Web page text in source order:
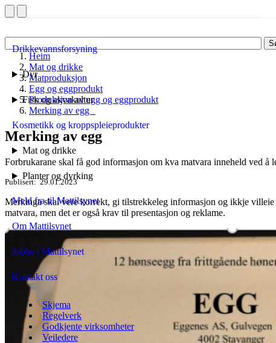
Drikkevannsforsyning
Dyr
Fisk og akvakultur
Kosmetikk og kroppspleieprodukter
Mat og drikke
Planter og dyrking
Meld fra til Mattilsynet
Om Mattilsynet
Jobbe i Mattilsynet
Kontakt oss
Skjema
Regelverk
Godkjente virksomheter
Veiledere
Heim
Mat og drikke
Matproduksjon
Egg og eggprodukt
Produksjon av egg og eggprodukt
Merking av egg
Merking av egg
Forbrukarane skal få god informasjon om kva matvara inneheld ved å
Publisert 29.01.2023
Merkinga skal vere korrekt, gi tilstrekkeleg informasjon og ikkje
matvara, men det er også krav til presentasjon og reklame.